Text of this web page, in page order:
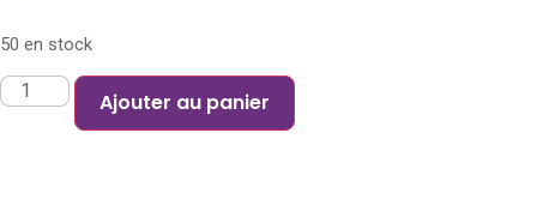
50 en stock
Ajouter au panier